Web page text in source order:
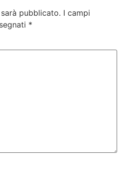
pubblicato. I campi
*